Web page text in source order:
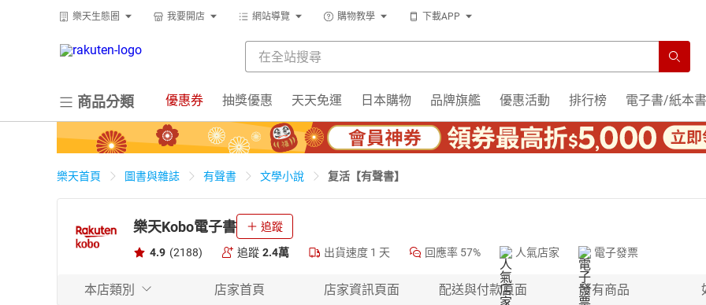
樂天生態圈 我要開店 網站導覽 購物教學 下載APP
商品分類 優惠券 抽獎優惠 天天免運 日本購物 品牌旗艦 優惠活動 排行榜 電子書/紙本書
樂天首頁 圖書與雜誌 有聲書 文學小說 复活【有聲書】
樂天Kobo電子書 追蹤
4.9 (2188) 追蹤 2.4萬 出貨速度 1 天 回應率 57% 人氣店家 電子發票
本店類別 店家首頁 店家資訊頁面 配送與付款頁面 所有商品